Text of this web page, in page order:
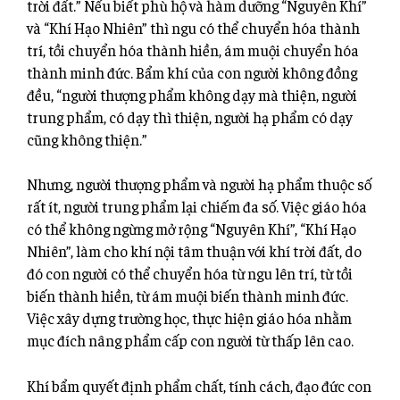
trời đất.” Nếu biết phù hộ và hàm dưỡng “Nguyên Khí”
và “Khí Hạo Nhiên” thì ngu có thể chuyển hóa thành
trí, tồi chuyển hóa thành hiền, ám muội chuyển hóa
thành minh đức. Bẩm khí của con người không đồng
đều, “người thượng phẩm không dạy mà thiện, người
trung phẩm, có dạy thì thiện, người hạ phẩm có dạy
cũng không thiện.”
Nhưng, người thượng phẩm và người hạ phẩm thuộc số
rất ít, người trung phẩm lại chiếm đa số. Việc giáo hóa
có thể không ngừng mở rộng “Nguyên Khí”, “Khí Hạo
Nhiên”, làm cho khí nội tâm thuận với khí trời đất, do
đó con người có thể chuyển hóa từ ngu lên trí, từ tồi
biến thành hiền, từ ám muội biến thành minh đức.
Việc xây dựng trường học, thực hiện giáo hóa nhằm
mục đích nâng phẩm cấp con người từ thấp lên cao.
Khí bẩm quyết định phẩm chất, tính cách, đạo đức con